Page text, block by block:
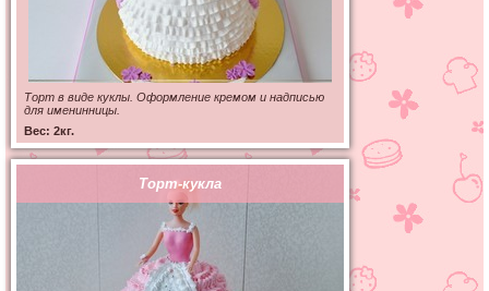
Торт в виде куклы. Оформление кремом и надписью
для именинницы.
Вес: 2кг.
Торт-кукла